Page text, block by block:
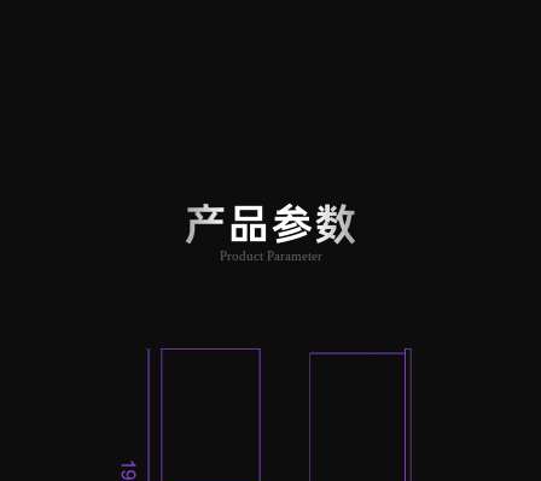
产品参数
Product Parameter